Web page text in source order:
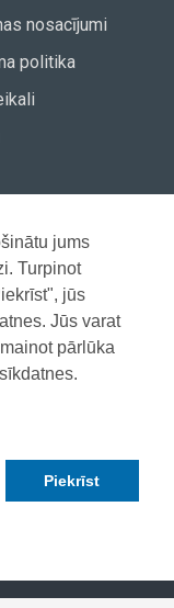
jums
Turpinot
jūs
Jūs varat
pārlūka
Piekrīst
nosacījumi
politika
aizsargātas